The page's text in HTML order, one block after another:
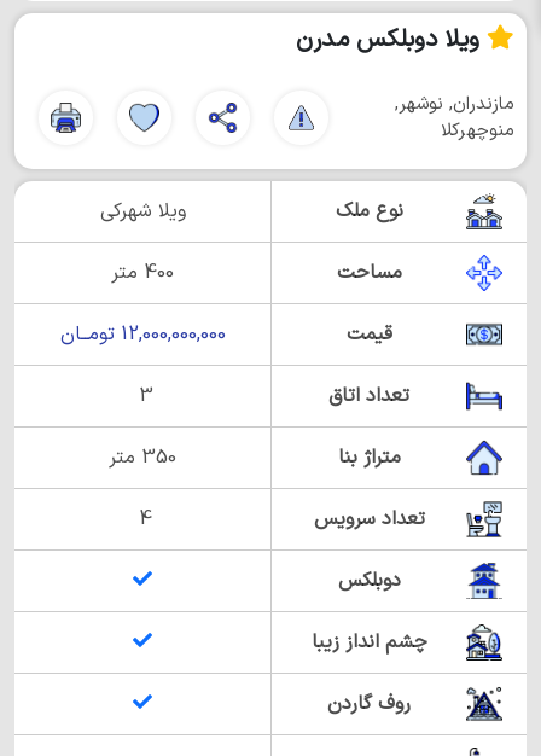
ویلا دوبلکس مدرن
مازندران, نوشهر,
منوچهرکلا
نوع ملک ویلا شهرکی
مساحت 400 متر
قیمت 12,000,000,000 تومــان
تعداد اتاق 3
متراژ بنا 350 متر
تعداد سرویس 4
دوبلکس
چشم انداز زیبا
روف گاردن